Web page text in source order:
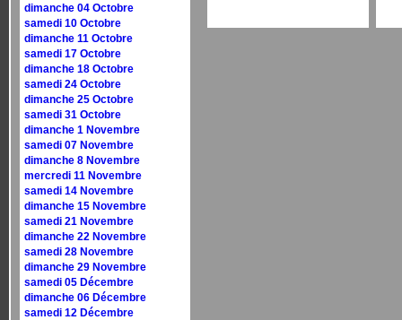
dimanche 04 Octobre
samedi 10 Octobre
dimanche 11 Octobre
samedi 17 Octobre
dimanche 18 Octobre
samedi 24 Octobre
dimanche 25 Octobre
samedi 31 Octobre
dimanche 1 Novembre
samedi 07 Novembre
dimanche 8 Novembre
mercredi 11 Novembre
samedi 14 Novembre
dimanche 15 Novembre
samedi 21 Novembre
dimanche 22 Novembre
samedi 28 Novembre
dimanche 29 Novembre
samedi 05 Décembre
dimanche 06 Décembre
samedi 12 Décembre